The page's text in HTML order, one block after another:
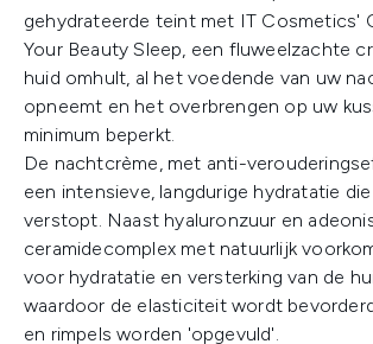
gehydrateerde teint met IT Cosmetics'
Your Beauty Sleep, een fluweelzachte
huid omhult, al het voedende van uw
opneemt en het overbrengen op uw
minimum beperkt.
De nachtcrème, met anti-
een intensieve, langdurige hydratatie
verstopt. Naast hyaluronzuur en
ceramidecomplex met natuurlijk
voor hydratatie en versterking van de
waardoor de elasticiteit wordt
en rimpels worden 'opgevuld'.